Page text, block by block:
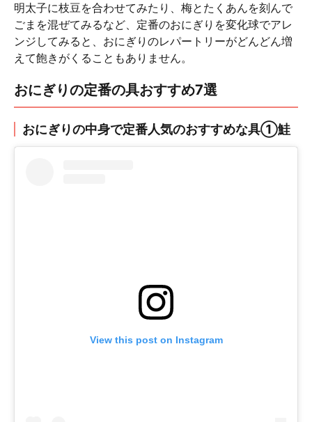
明太子に枝豆を合わせてみたり、梅とたくあんを刻んで
ごまを混ぜてみるなど、定番のおにぎりを変化球でアレ
ンジしてみると、おにぎりのレパートリーがどんどん増
えて飽きがくることもありません。
おにぎりの定番の具おすすめ7選
おにぎりの中身で定番人気のおすすめな具①鮭
View this post on Instagram